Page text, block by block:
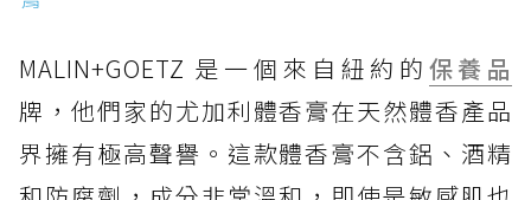
MALIN+GOETZ 是一個來自紐約的 保養品
牌，他們家的尤加利體香膏在天然體香產品
界擁有極高聲譽。這款體香膏不含鋁、酒精